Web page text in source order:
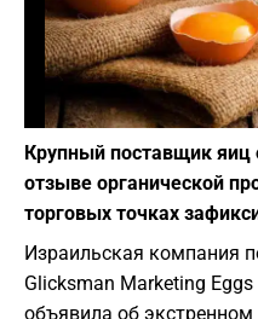
Крупный поставщик
отзыве органической
торговых точках
Израильская компания
Glicksman Marketing
объявила об